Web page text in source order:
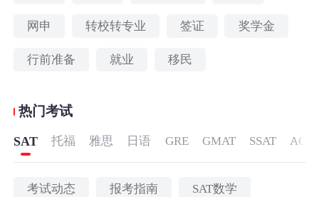
网申 转校转专业 签证 奖学金
行前准备 就业 移民
热门考试
SAT 托福 雅思 日语 GRE GMAT SSAT ACT
考试动态 报考指南 SAT数学